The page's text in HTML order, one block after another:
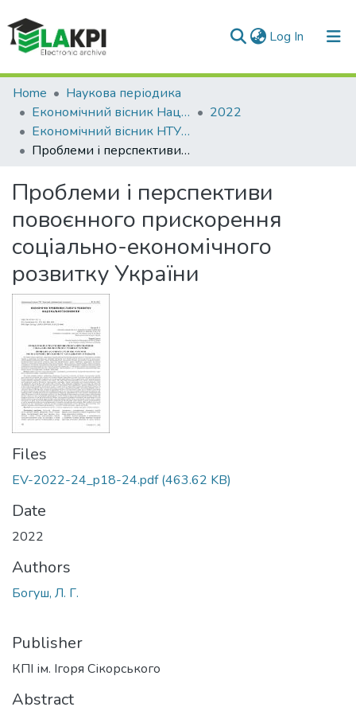
Log In (current)
Communities & Collections
All of DSpace
Statistics
Home
Наукова періодика
Економічний вісник Національного технічного університету України «Київський політехнічний інститут»
2022
Економічний вісник НТУУ «КПІ»: збірник наукових праць, № 24
Проблеми і перспективи повоєнного прискорення соціально-економічного розвитку України
Проблеми і перспективи
повоєнного прискорення
соціально-економічного
розвитку України
Files
EV-2022-24_p18-24.pdf(463.62 KB)
Date
2022
Authors
Богуш, Л. Г.
Publisher
КПІ ім. Ігоря Сікорського
Abstract